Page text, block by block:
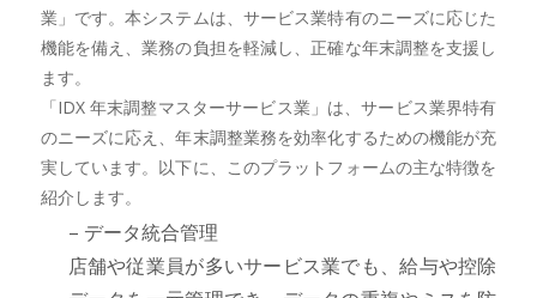
業」です。本システムは、サービス業特有のニーズに応じた
機能を備え、業務の負担を軽減し、正確な年末調整を支援し
ます。
「IDX 年末調整マスターサービス業」は、サービス業界特有
のニーズに応え、年末調整業務を効率化するための機能が充
実しています。以下に、このプラットフォームの主な特徴を
紹介します。
– データ統合管理
店舗や従業員が多いサービス業でも、給与や控除